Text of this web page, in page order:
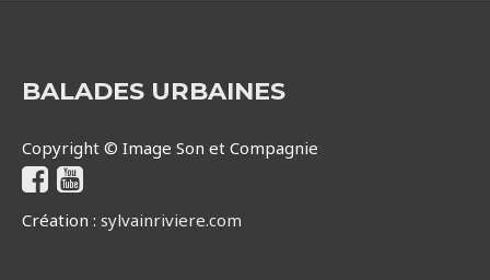
BALADES URBAINES
Copyright © Image Son et Compagnie
Création : sylvainriviere.com